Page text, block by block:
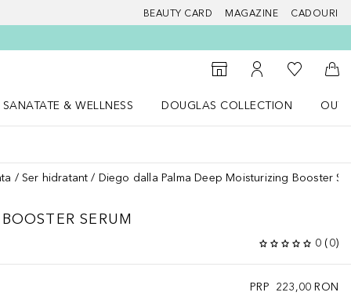
BEAUTY CARD MAGAZINE CADOURI
Către Găsire magazin
Către Contul meu
Către
SANATATE & WELLNESS
DOUGLAS COLLECTION
Ser hidratant Diego dalla Palma Deep Moisturizing Booster
SERUM
0 (0)
PRP 223,00 RON